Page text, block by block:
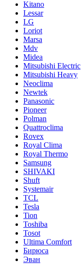
Kitano
Lessar
LG
Loriot
Marsa
Mdv
Midea
Mitsubishi Electric
Mitsubishi Heavy
Neoclima
Newtek
Panasonic
Pioneer
Polman
Quattroclima
Rovex
Royal Clima
Royal Thermo
Samsung
SHIVAKI
Shuft
Systemair
TCL
Tesla
Tion
Toshiba
Tosot
Ultima Comfort
Бирюса
Эван